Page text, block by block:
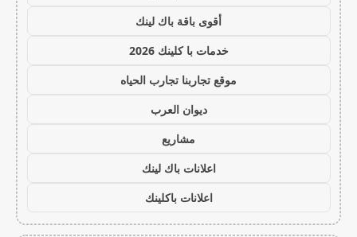
أقوى باقة باك لينك
خدمات با كلينك 2026
موقع تجاربنا تجارب الحياه
ديوان العرب
مشاريع
اعلانات باك لينك
اعلانات باكلينك